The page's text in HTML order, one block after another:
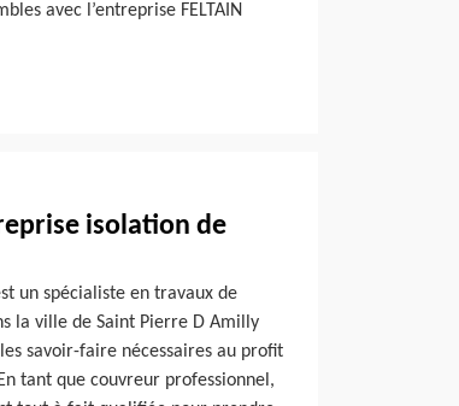
avec l’entreprise FELTAIN
isolation de
un spécialiste en travaux de
la ville de Saint Pierre D Amilly
savoir-faire nécessaires au profit
tant que couvreur professionnel,